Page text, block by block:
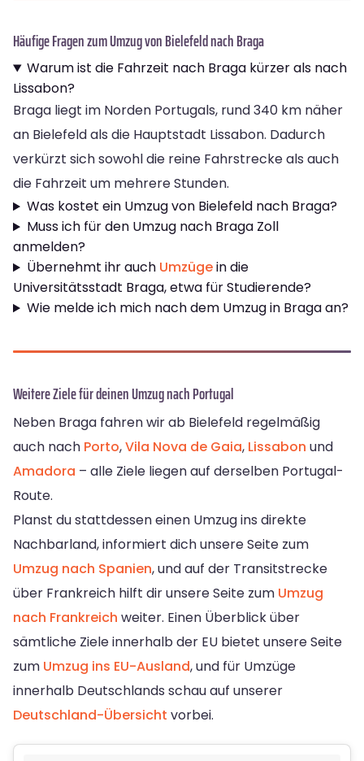
Häufige Fragen zum Umzug von Bielefeld nach Braga
Warum ist die Fahrzeit nach Braga kürzer als nach
Lissabon?
Braga liegt im Norden Portugals, rund 340 km näher
an Bielefeld als die Hauptstadt Lissabon. Dadurch
verkürzt sich sowohl die reine Fahrstrecke als auch
die Fahrzeit um mehrere Stunden.
Was kostet ein Umzug von Bielefeld nach Braga?
Muss ich für den Umzug nach Braga Zoll
anmelden?
Übernehmt ihr auch Umzügein die
Universitätsstadt Braga, etwa für Studierende?
Wie melde ich mich nach dem Umzug in Braga an?
Weitere Ziele für deinen Umzug nach Portugal
Neben Braga fahren wir ab Bielefeld regelmäßig
auch nach Porto,Vila Nova de Gaia, Lissabon und
Amadora – alle Ziele liegen auf derselben Portugal-
Route.
Planst du stattdessen einen Umzug ins direkte
Nachbarland, informiert dich unsere Seite zum
Umzug nach Spanien, und auf der Transitstrecke
über Frankreich hilft dir unsere Seite zum Umzug
nach Frankreich weiter. Einen Überblick über
sämtliche Ziele innerhalb der EU bietet unsere Seite
zum Umzug ins EU-Ausland, und für Umzüge
innerhalb Deutschlands schau auf unserer
Deutschland-Übersicht vorbei.